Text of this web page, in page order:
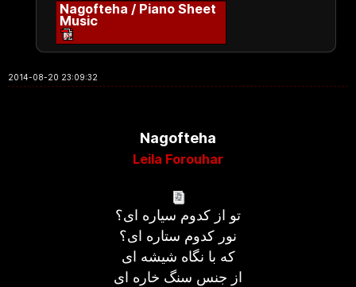
Nagofteha / Piano Sheet
Music
2014-08-20 23:09:32
Nagofteha
Leila Forouhar
تو از کدوم سیاره ای؟
نور کدوم ستاره ای؟
که با نگاه شیشه ای
از جنس سنگ خاره ای